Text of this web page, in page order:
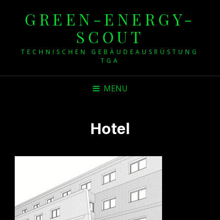
GREEN-ENERGY-
SCOUT
TECHNISCHEN GEBÄUDEAUSRÜSTUNG
TGA
MENU
Hotel